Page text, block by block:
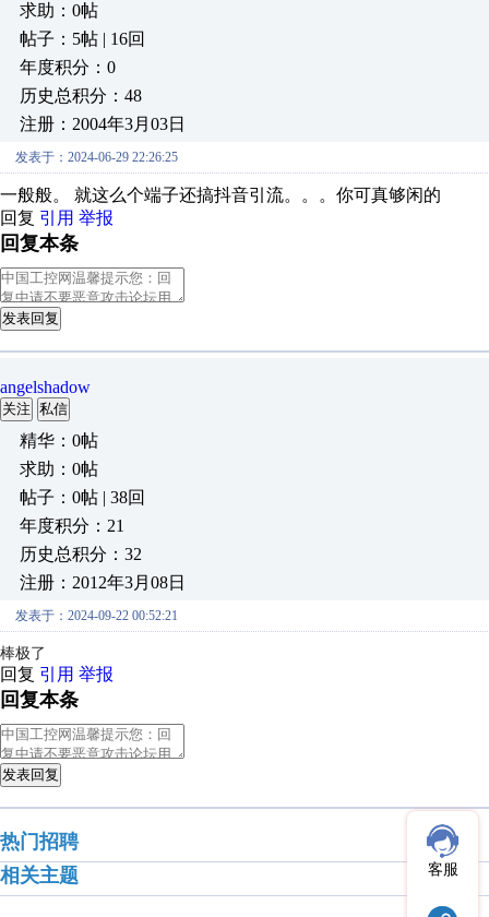
求助：0帖
帖子：5帖 | 16回
年度积分：0
历史总积分：48
注册：2004年3月03日
发表于：2024-06-29 22:26:25
一般般。 就这么个端子还搞抖音引流。。。你可真够闲的
回复 引用 举报
回复本条
发表回复
angelshadow
关注 私信
精华：0帖
求助：0帖
帖子：0帖 | 38回
年度积分：21
历史总积分：32
注册：2012年3月08日
发表于：2024-09-22 00:52:21
棒极了
回复 引用 举报
回复本条
发表回复
热门招聘
相关主题
客服